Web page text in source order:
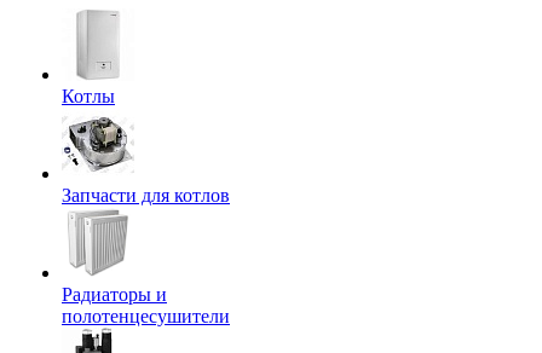
Котлы
Запчасти для котлов
Радиаторы и
полотенцесушители